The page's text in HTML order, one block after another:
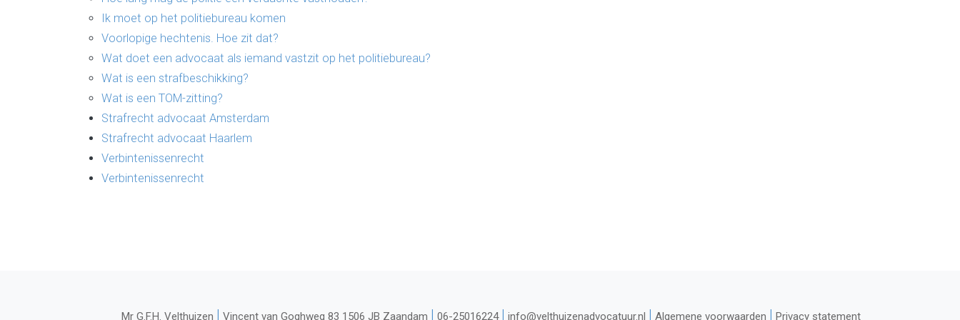
Ik moet op het politiebureau komen
Voorlopige hechtenis. Hoe zit dat?
Wat doet een advocaat als iemand vastzit op het politiebureau?
Wat is een strafbeschikking?
Wat is een TOM-zitting?
Strafrecht advocaat Amsterdam
Strafrecht advocaat Haarlem
Verbintenissenrecht
Verbintenissenrecht
Mr G.F.H. Velthuizen | Vincent van Goghweg 83 1506 JB Zaandam | 06-25016224 | info@velthuizenadvocatuur.nl | Algemene voorwaarden | Privacy statement